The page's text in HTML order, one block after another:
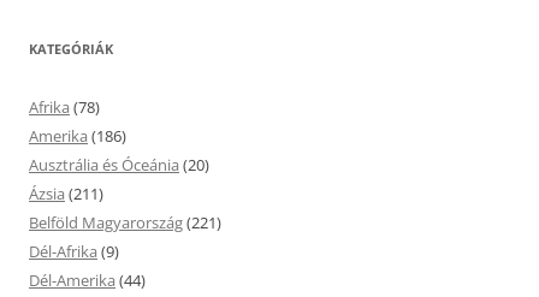
KATEGÓRIÁK
Afrika (78)
Amerika (186)
Ausztrália és Óceánia (20)
Ázsia (211)
Belföld Magyarország(221)
Dél-Afrika (9)
Dél-Amerika (44)